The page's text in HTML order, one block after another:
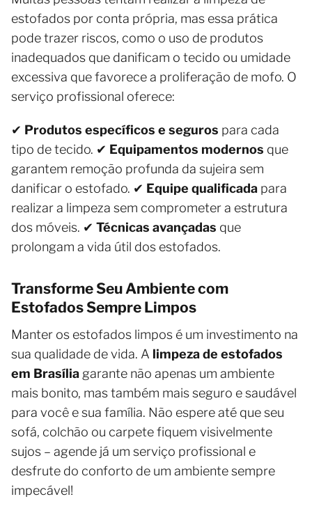
estofados por conta própria, mas essa prática
pode trazer riscos, como o uso de produtos
inadequados que danificam o tecido ou umidade
excessiva que favorece a proliferação de mofo. O
serviço profissional oferece:
✔ Produtos específicos e seguros para cada
tipo de tecido. ✔ Equipamentos modernos que
garantem remoção profunda da sujeira sem
danificar o estofado. ✔ Equipe qualificada para
realizar a limpeza sem comprometer a estrutura
dos móveis. ✔ Técnicas avançadas que
prolongam a vida útil dos estofados.
Transforme Seu Ambiente com
Estofados Sempre Limpos
Manter os estofados limpos é um investimento na
sua qualidade de vida. A limpeza de estofados
em Brasília garante não apenas um ambiente
mais bonito, mas também mais seguro e saudável
para você e sua família. Não espere até que seu
sofá, colchão ou carpete fiquem visivelmente
sujos – agende já um serviço profissional e
desfrute do conforto de um ambiente sempre
impecável!